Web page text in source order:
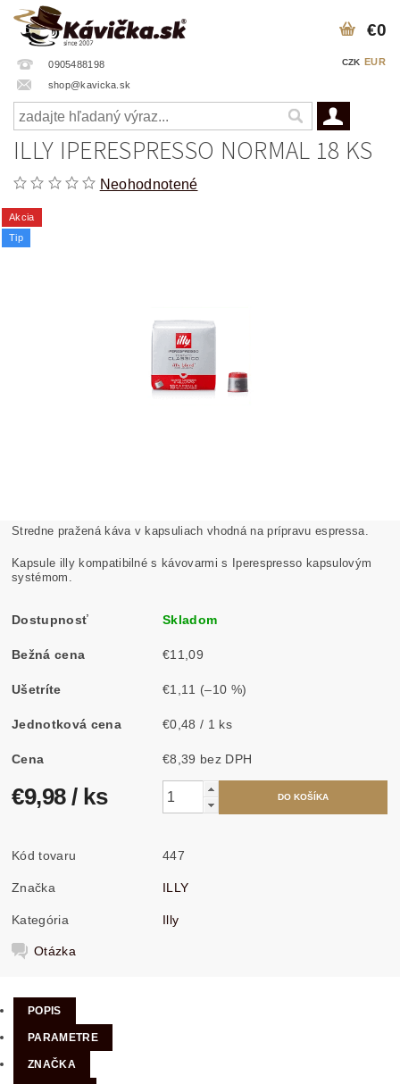
0905488198
shop@kavicka.sk
CZK EUR
€0
ILLY IPERESPRESSO NORMAL 18 KS
Neohodnotené
Akcia
Tip
Stredne pražená káva v kapsuliach vhodná na prípravu espressa.
Kapsule illy kompatibilné s kávovarmi s Iperespresso kapsulovým
systémom.
Dostupnosť Skladom
Bežná cena €11,09
Ušetríte €1,11 (–10 %)
Jednotková cena €0,48 / 1 ks
Cena €8,39 bez DPH
€9,98/ ks
Kód tovaru 447
Značka ILLY
Kategória Illy
Otázka
POPIS
PARAMETRE
ZNAČKA